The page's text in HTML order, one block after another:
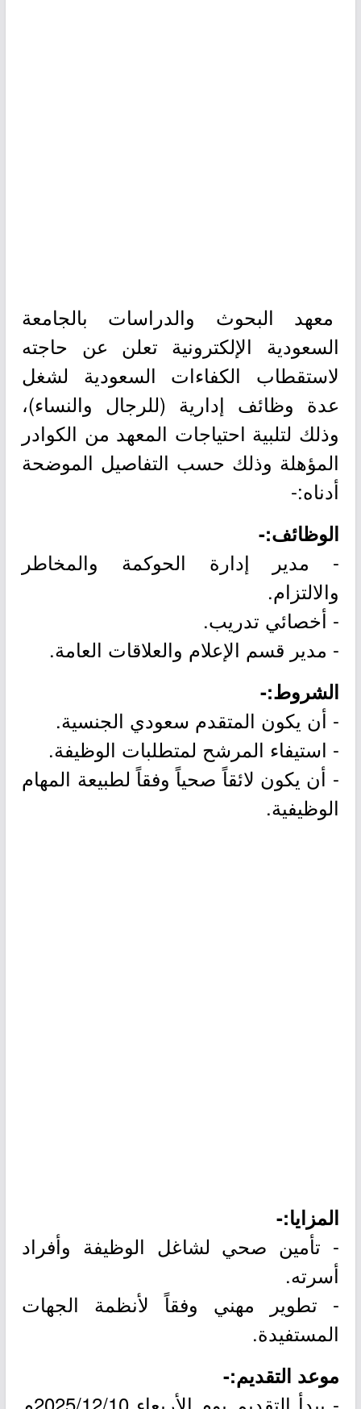
معهد البحوث والدراسات بالجامعة
السعودية الإلكترونية تعلن عن حاجته
لاستقطاب الكفاءات السعودية لشغل
عدة وظائف إدارية (للرجال والنساء)،
وذلك لتلبية احتياجات المعهد من الكوادر
المؤهلة وذلك حسب التفاصيل الموضحة
أدناه:-
الوظائف:-
- مدير إدارة الحوكمة والمخاطر
والالتزام.
- أخصائي تدريب.
- مدير قسم الإعلام والعلاقات العامة.
الشروط:-
- أن يكون المتقدم سعودي الجنسية.
- استيفاء المرشح لمتطلبات الوظيفة.
- أن يكون لائقاً صحياً وفقاً لطبيعة المهام
الوظيفية.
المزايا:-
- تأمين صحي لشاغل الوظيفة وأفراد
أسرته.
- تطوير مهني وفقاً لأنظمة الجهات
المستفيدة.
موعد التقديم:-